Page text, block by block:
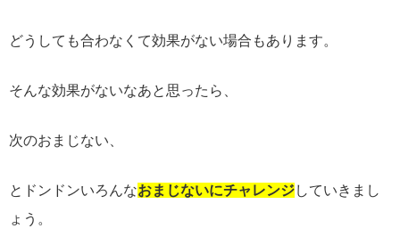
どうしても合わなくて効果がない場合もあります。
そんな効果がないなあと思ったら、
次のおまじない、
とドンドンいろんなおまじないにチャレンジしていきまし
ょう。